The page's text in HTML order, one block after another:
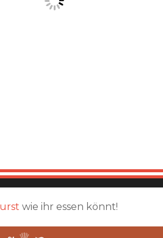
wie ihr essen könnt!